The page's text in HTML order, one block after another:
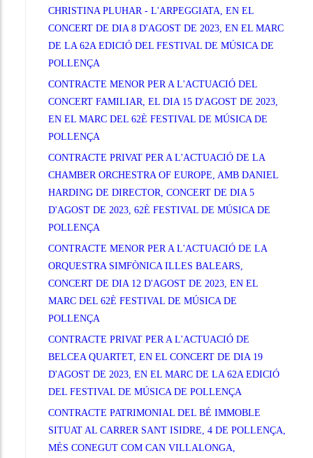
CHRISTINA PLUHAR - L'ARPEGGIATA, EN EL
CONCERT DE DIA 8 D'AGOST DE 2023, EN EL MARC
DE LA 62A EDICIÓ DEL FESTIVAL DE MÚSICA DE
POLLENÇA
CONTRACTE MENOR PER A L'ACTUACIÓ DEL
CONCERT FAMILIAR, EL DIA 15 D'AGOST DE 2023,
EN EL MARC DEL 62È FESTIVAL DE MÚSICA DE
POLLENÇA
CONTRACTE PRIVAT PER A L'ACTUACIÓ DE LA
CHAMBER ORCHESTRA OF EUROPE, AMB DANIEL
HARDING DE DIRECTOR, CONCERT DE DIA 5
D'AGOST DE 2023, 62È FESTIVAL DE MÚSICA DE
POLLENÇA
CONTRACTE MENOR PER A L'ACTUACIÓ DE LA
ORQUESTRA SIMFÒNICA ILLES BALEARS,
CONCERT DE DIA 12 D'AGOST DE 2023, EN EL
MARC DEL 62È FESTIVAL DE MÚSICA DE
POLLENÇA
CONTRACTE PRIVAT PER A L'ACTUACIÓ DE
BELCEA QUARTET, EN EL CONCERT DE DIA 19
D'AGOST DE 2023, EN EL MARC DE LA 62A EDICIÓ
DEL FESTIVAL DE MÚSICA DE POLLENÇA
CONTRACTE PATRIMONIAL DEL BÉ IMMOBLE
SITUAT AL CARRER SANT ISIDRE, 4 DE POLLENÇA,
MÉS CONEGUT COM CAN VILLALONGA,